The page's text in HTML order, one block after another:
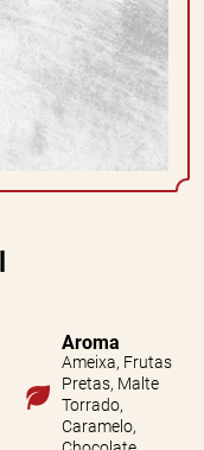
Aroma
Ameixa, Frutas
Pretas, Malte
Torrado,
Caramelo,